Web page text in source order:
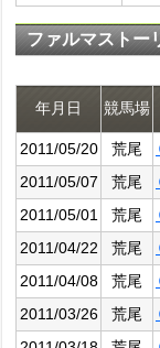
ファルマストー
年月日 競馬場
2011/05/20
荒尾
2011/05/07
荒尾
2011/05/01
荒尾
2011/04/22
荒尾
2011/04/08
荒尾
2011/03/26
荒尾